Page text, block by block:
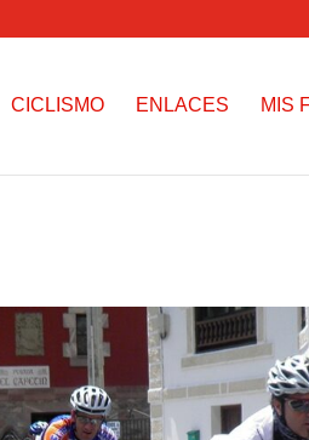
CICLISMO ENLACES MIS